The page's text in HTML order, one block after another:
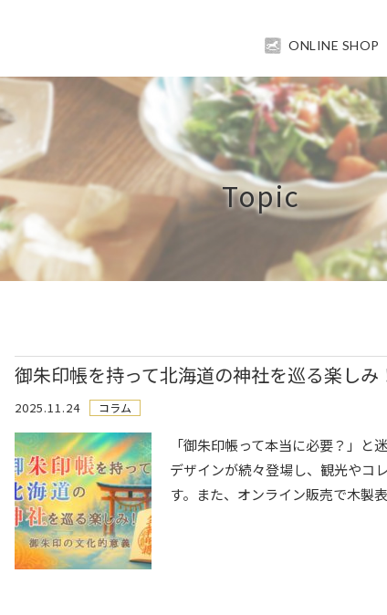
ONLINE SHOP
Topic
御朱印帳を持って北海道の神社を巡る楽し
2025.11.24 コラム
「御朱印帳って本当に必要？」
デザインが続々登場し、観光やコ
す。また、オンライン販売で木製